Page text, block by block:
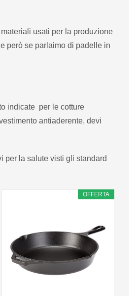
usati per la produzione
però se parlaimo di padelle in
indicate per le cotture
antiaderente, devi
per la salute visti gli standard
OFFERTA